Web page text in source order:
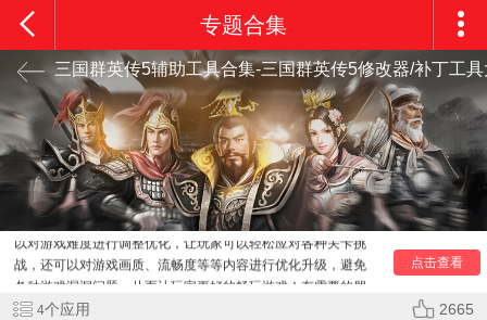
专题合集
三国群英传5辅助工具合集-三国群英传5修改器/补丁工
点击查看
三国群英传5辅助工具合集是专为三国群英传5游戏提供辅
助服务的工具，为玩家提供了多种实用的辅助功能，支持玩家
修改人物属性、武器属性、城池状态、资源数量等等内容，可
以对游戏难度进行调整优化，让玩家可以轻松应对各种关卡挑
战，还可以对游戏画质、流畅度等等内容进行优化升级，避免
各种游戏漏洞问题，从而让玩家更好的畅玩游戏！有需要的朋
友快来看看吧！
4个应用 2665